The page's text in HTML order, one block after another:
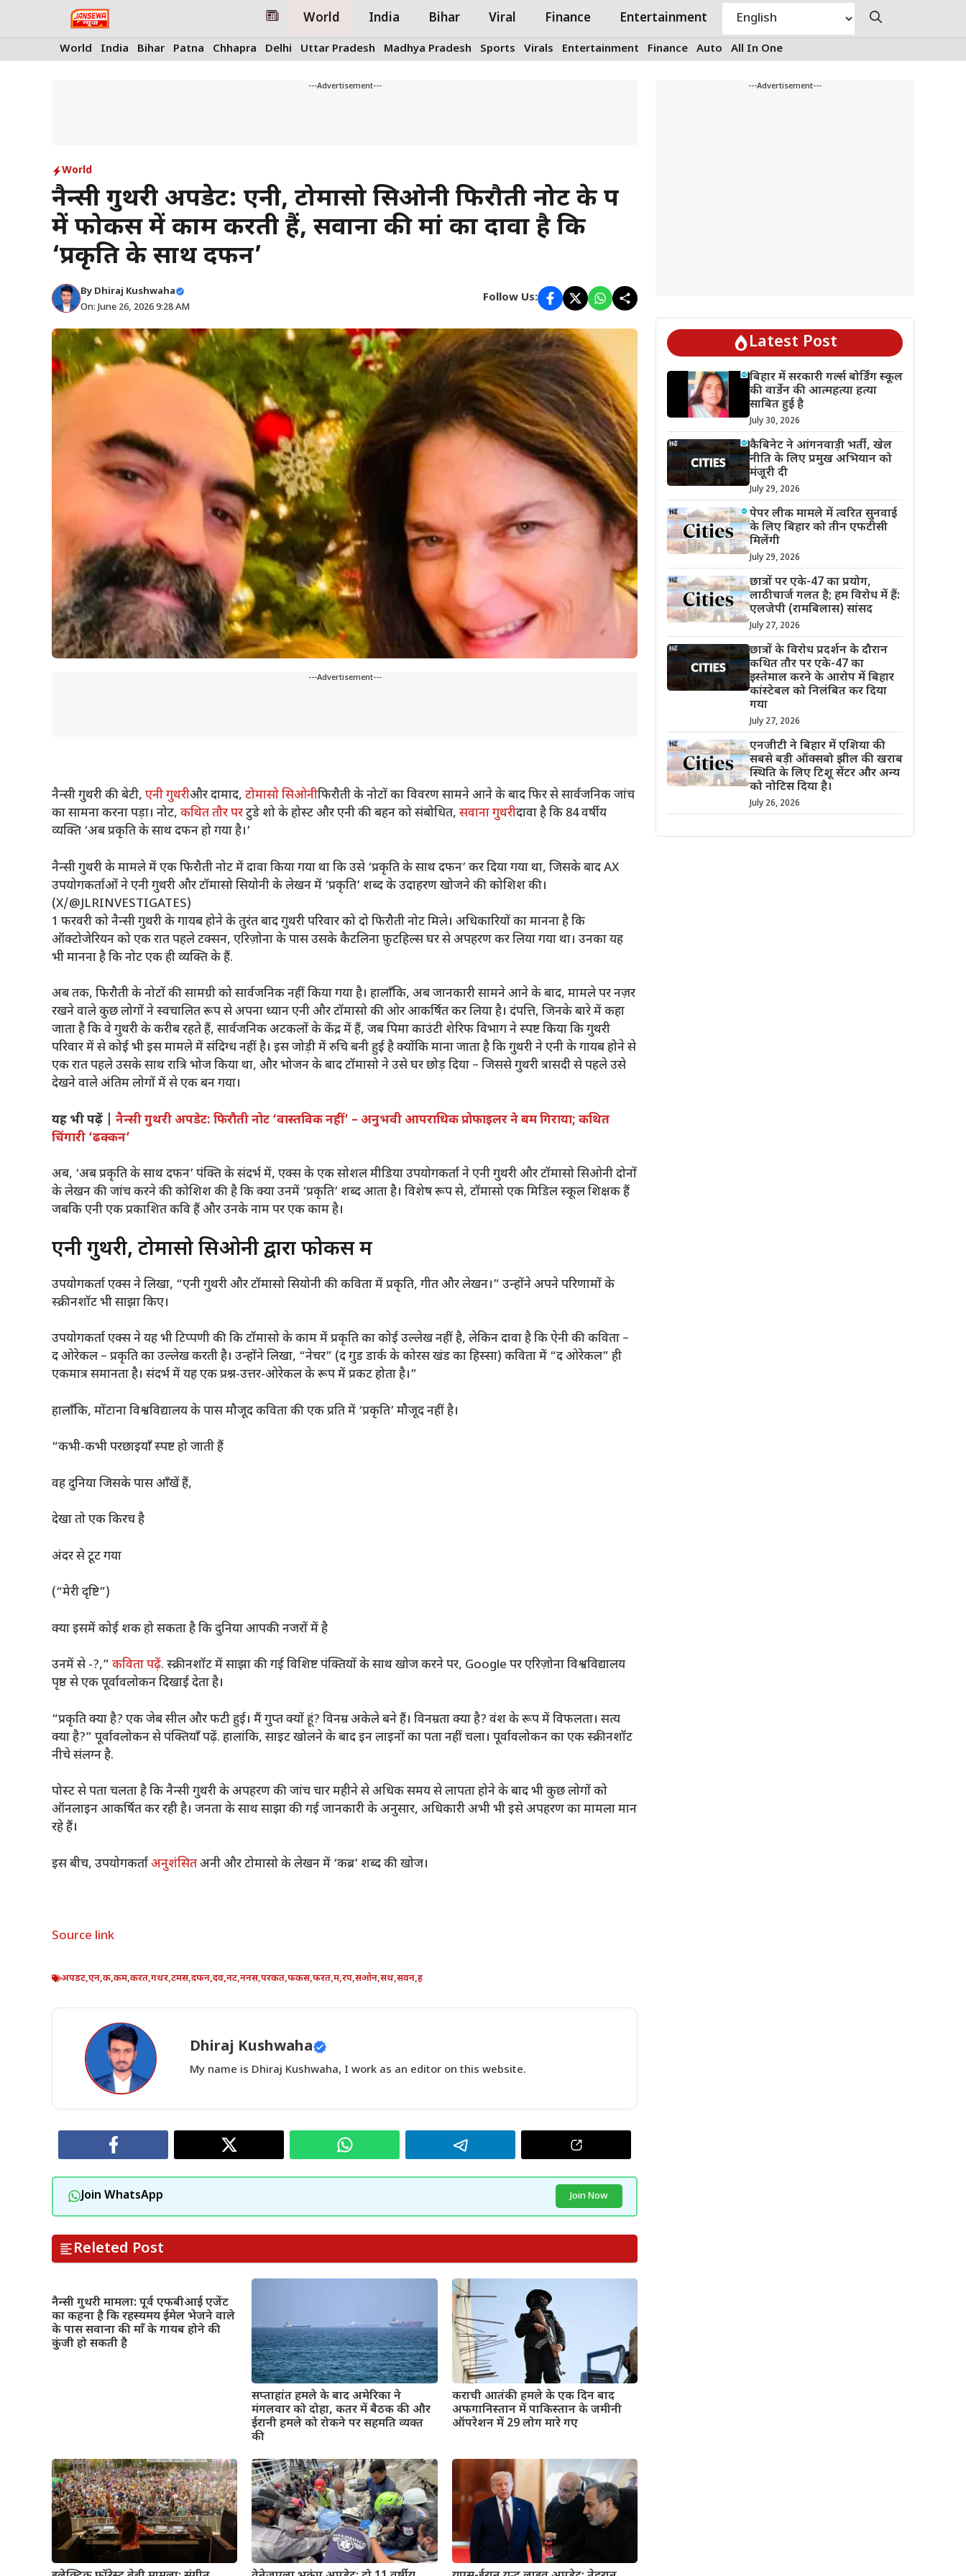
World India Bihar Viral Finance Entertainment
World India Bihar Patna Chhapra Delhi Uttar Pradesh Madhya Pradesh Sports Virals Entertainment Finance Auto All In One
---Advertisement---
World
नैन्सी गुथरी अपडेट: एनी, टोमासो सिओनी फिरौती नोट के रूप
में फोकस में काम करती हैं, सवाना की मां का दावा है कि
‘प्रकृति के साथ दफन’
By Dhiraj Kushwaha
On: June 26, 2026 9:28 AM
Follow Us:
---Advertisement---
नैन्सी गुथरी की बेटी, एनी गुथरीऔर दामाद, टोमासो सिओनीफिरौती के नोटों का विवरण सामने आने के बाद फिर से सार्वजनिक जांच
का सामना करना पड़ा। नोट, कथित तौर परटुडे शो के होस्ट और एनी की बहन को संबोधित, सवाना गुथरीदावा है कि 84 वर्षीय
व्यक्ति ‘अब प्रकृति के साथ दफन हो गया है।’
नैन्सी गुथरी के मामले में एक फिरौती नोट में दावा किया गया था कि उसे ‘प्रकृति के साथ दफन’ कर दिया गया था, जिसके बाद AX
उपयोगकर्ताओं ने एनी गुथरी और टॉमासो सियोनी के लेखन में ‘प्रकृति’ शब्द के उदाहरण खोजने की कोशिश की।
(X/@JLRINVESTIGATES)
1 फरवरी को नैन्सी गुथरी के गायब होने के तुरंत बाद गुथरी परिवार को दो फिरौती नोट मिले। अधिकारियों का मानना ​​​​है कि
ऑक्टोजेरियन को एक रात पहले टक्सन, एरिज़ोना के पास उसके कैटलिना फ़ुटहिल्स घर से अपहरण कर लिया गया था। उनका यह
भी मानना ​​है कि नोट एक ही व्यक्ति के हैं.
अब तक, फिरौती के नोटों की सामग्री को सार्वजनिक नहीं किया गया है। हालाँकि, अब जानकारी सामने आने के बाद, मामले पर नज़र
रखने वाले कुछ लोगों ने स्वचालित रूप से अपना ध्यान एनी और टॉमासो की ओर आकर्षित कर लिया है। दंपत्ति, जिनके बारे में कहा
जाता है कि वे गुथरी के करीब रहते हैं, सार्वजनिक अटकलों के केंद्र में हैं, जब पिमा काउंटी शेरिफ विभाग ने स्पष्ट किया कि गुथरी
परिवार में से कोई भी इस मामले में संदिग्ध नहीं है। इस जोड़ी में रुचि बनी हुई है क्योंकि माना जाता है कि गुथरी ने एनी के गायब होने से
एक रात पहले उसके साथ रात्रि भोज किया था, और भोजन के बाद टॉमासो ने उसे घर छोड़ दिया – जिससे गुथरी त्रासदी से पहले उसे
देखने वाले अंतिम लोगों में से एक बन गया।
यह भी पढ़ें | नैन्सी गुथरी अपडेट: फिरौती नोट ‘वास्तविक नहीं’ – अनुभवी आपराधिक प्रोफाइलर ने बम गिराया; कथित
चिंगारी ‘ढक्कन’
अब, ‘अब प्रकृति के साथ दफन’ पंक्ति के संदर्भ में, एक्स के एक सोशल मीडिया उपयोगकर्ता ने एनी गुथरी और टॉमासो सिओनी दोनों
के लेखन की जांच करने की कोशिश की है कि क्या उनमें ‘प्रकृति’ शब्द आता है। विशेष रूप से, टॉमासो एक मिडिल स्कूल शिक्षक हैं
जबकि एनी एक प्रकाशित कवि हैं और उनके नाम पर एक काम है।
एनी गुथरी, टोमासो सिओनी द्वारा फोकस में
उपयोगकर्ता एक्स ने लिखा, “एनी गुथरी और टॉमासो सियोनी की कविता में प्रकृति, गीत और लेखन।” उन्होंने अपने परिणामों के
स्क्रीनशॉट भी साझा किए।
उपयोगकर्ता एक्स ने यह भी टिप्पणी की कि टॉमासो के काम में प्रकृति का कोई उल्लेख नहीं है, लेकिन दावा है कि ऐनी की कविता –
द ओरेकल – प्रकृति का उल्लेख करती है। उन्होंने लिखा, “नेचर” (द गुड डार्क के कोरस खंड का हिस्सा) कविता में “द ओरेकल” ही
एकमात्र समानता है। संदर्भ में यह एक प्रश्न-उत्तर-ओरेकल के रूप में प्रकट होता है।”
हालाँकि, मोंटाना विश्वविद्यालय के पास मौजूद कविता की एक प्रति में ‘प्रकृति’ मौजूद नहीं है।
“कभी-कभी परछाइयाँ स्पष्ट हो जाती हैं
वह दुनिया जिसके पास आँखें हैं,
देखा तो एक किरच है
अंदर से टूट गया
(“मेरी दृष्टि”)
क्या इसमें कोई शक हो सकता है कि दुनिया आपकी नजरों में है
उनमें से -?,” कविता पढ़ें. स्क्रीनशॉट में साझा की गई विशिष्ट पंक्तियों के साथ खोज करने पर, Google पर एरिज़ोना विश्वविद्यालय
पृष्ठ से एक पूर्वावलोकन दिखाई देता है।
“प्रकृति क्या है? एक जेब सील और फटी हुई। मैं गुप्त क्यों हूं? विनम्र अकेले बने हैं। विनम्रता क्या है? वंश के रूप में विफलता। सत्य
क्या है?” पूर्वावलोकन से पंक्तियाँ पढ़ें. हालांकि, साइट खोलने के बाद इन लाइनों का पता नहीं चला। पूर्वावलोकन का एक स्क्रीनशॉट
नीचे संलग्न है.
पोस्ट से पता चलता है कि नैन्सी गुथरी के अपहरण की जांच चार महीने से अधिक समय से लापता होने के बाद भी कुछ लोगों को
ऑनलाइन आकर्षित कर रही है। जनता के साथ साझा की गई जानकारी के अनुसार, अधिकारी अभी भी इसे अपहरण का मामला मान
रहे हैं।
इस बीच, उपयोगकर्ताअनुशंसितअनी और टोमासो के लेखन में ‘कब्र’ शब्द की खोज।
Source link
अपडट,एन,क,कम,करत,गथर,टमस,दफन,दव,नट,ननस,परकत,फकस,फरत,म,रप,सओन,सथ,सवन,ह
Dhiraj Kushwaha
My name is Dhiraj Kushwaha, I work as an editor on this website.
Join WhatsApp Join Now
Releted Post
नैन्सी गुथरी मामला: पूर्व एफबीआई एजेंट
का कहना है कि रहस्यमय ईमेल भेजने वाले
के पास सवाना की माँ के गायब होने की
कुंजी हो सकती है
सप्ताहांत हमले के बाद अमेरिका ने
मंगलवार को दोहा, कतर में बैठक की और
ईरानी हमले को रोकने पर सहमति व्यक्त
की
कराची आतंकी हमले के एक दिन बाद
अफगानिस्तान में पाकिस्तान के जमीनी
ऑपरेशन में 29 लोग मारे गए
---Advertisement---
Latest Post
बिहार में सरकारी गर्ल्स बोर्डिंग स्कूल
की वार्डेन की आत्महत्या हत्या
साबित हुई है
July 30, 2026
कैबिनेट ने आंगनवाड़ी भर्ती, खेल
नीति के लिए प्रमुख अभियान को
मंजूरी दी
July 29, 2026
पेपर लीक मामले में त्वरित सुनवाई
के लिए बिहार को तीन एफटीसी
मिलेंगी
July 29, 2026
छात्रों पर एके-47 का प्रयोग,
लाठीचार्ज गलत है; हम विरोध में हैं:
एलजेपी (रामबिलास) सांसद
July 27, 2026
छात्रों के विरोध प्रदर्शन के दौरान
कथित तौर पर एके-47 का
इस्तेमाल करने के आरोप में बिहार
कांस्टेबल को निलंबित कर दिया
गया
July 27, 2026
एनजीटी ने बिहार में एशिया की
सबसे बड़ी ऑक्सबो झील की खराब
स्थिति के लिए टिशू सेंटर और अन्य
को नोटिस दिया है।
July 26, 2026